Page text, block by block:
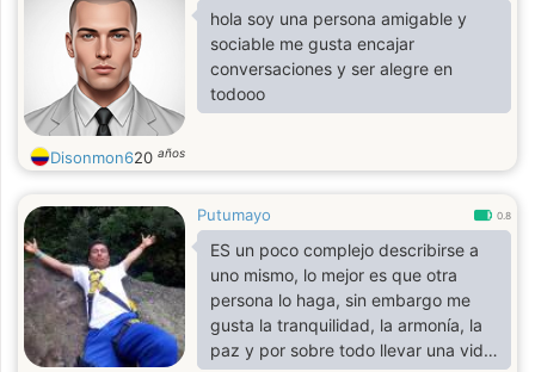
hola soy una persona amigable y
sociable me gusta encajar
conversaciones y ser alegre en
todooo
Disonmon620 años
Putumayo 0.8
ES un poco complejo describirse a
uno mismo, lo mejor es que otra
persona lo haga, sin embargo me
gusta la tranquilidad, la armonía, la
paz y por sobre todo llevar una vida